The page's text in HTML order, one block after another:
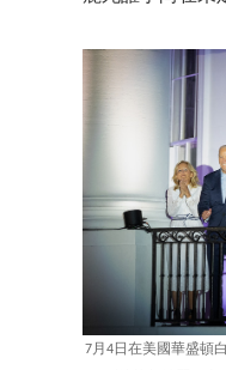
7月4日在美國華盛頓